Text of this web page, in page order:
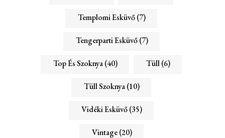
Templomi Esküvő(7)
Tengerparti Esküvő(7)
Top És Szoknya(40) Tüll(6)
Tüll Szoknya(10)
Vidéki Esküvő(35)
Vintage(20)